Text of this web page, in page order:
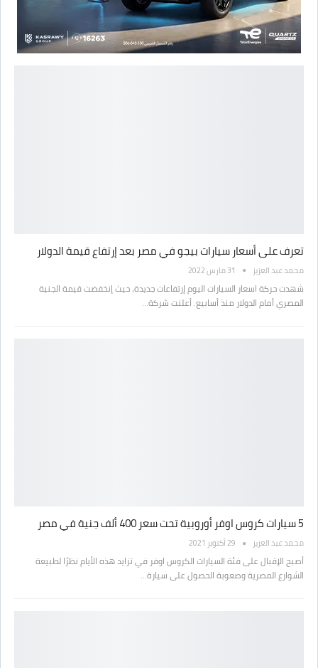
تعرف على أسعار سيارات بيجو في مصر بعد إرتفاع قيمة الدولار
محمد عبد العزيز 31 مارس 2022
شهدت حركة اسعار السيارات اليوم إرتفاعات جديدة، حيث إنخفضت قيمة الجنية
المصري أمام الدولار منذ أسابيع. أعلنت شركة…
5 سيارات كروس اوفر أوروبية تحت سعر 400 ألف جنية في مصر
محمد عبد العزيز 29 أكتوبر 2021
أصبح الإقبال على فئة السيارات الكروس اوفر في تزايد هذه الأيام نظرًا لطبيعة
الشوارع المصرية وصعوبة الحصول على سيارة…